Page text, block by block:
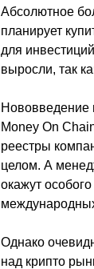
Абсолютное
планирует
для
выросли, так
Нововведение
Money On
реестры
целом. А
окажут
Однако
над крипто